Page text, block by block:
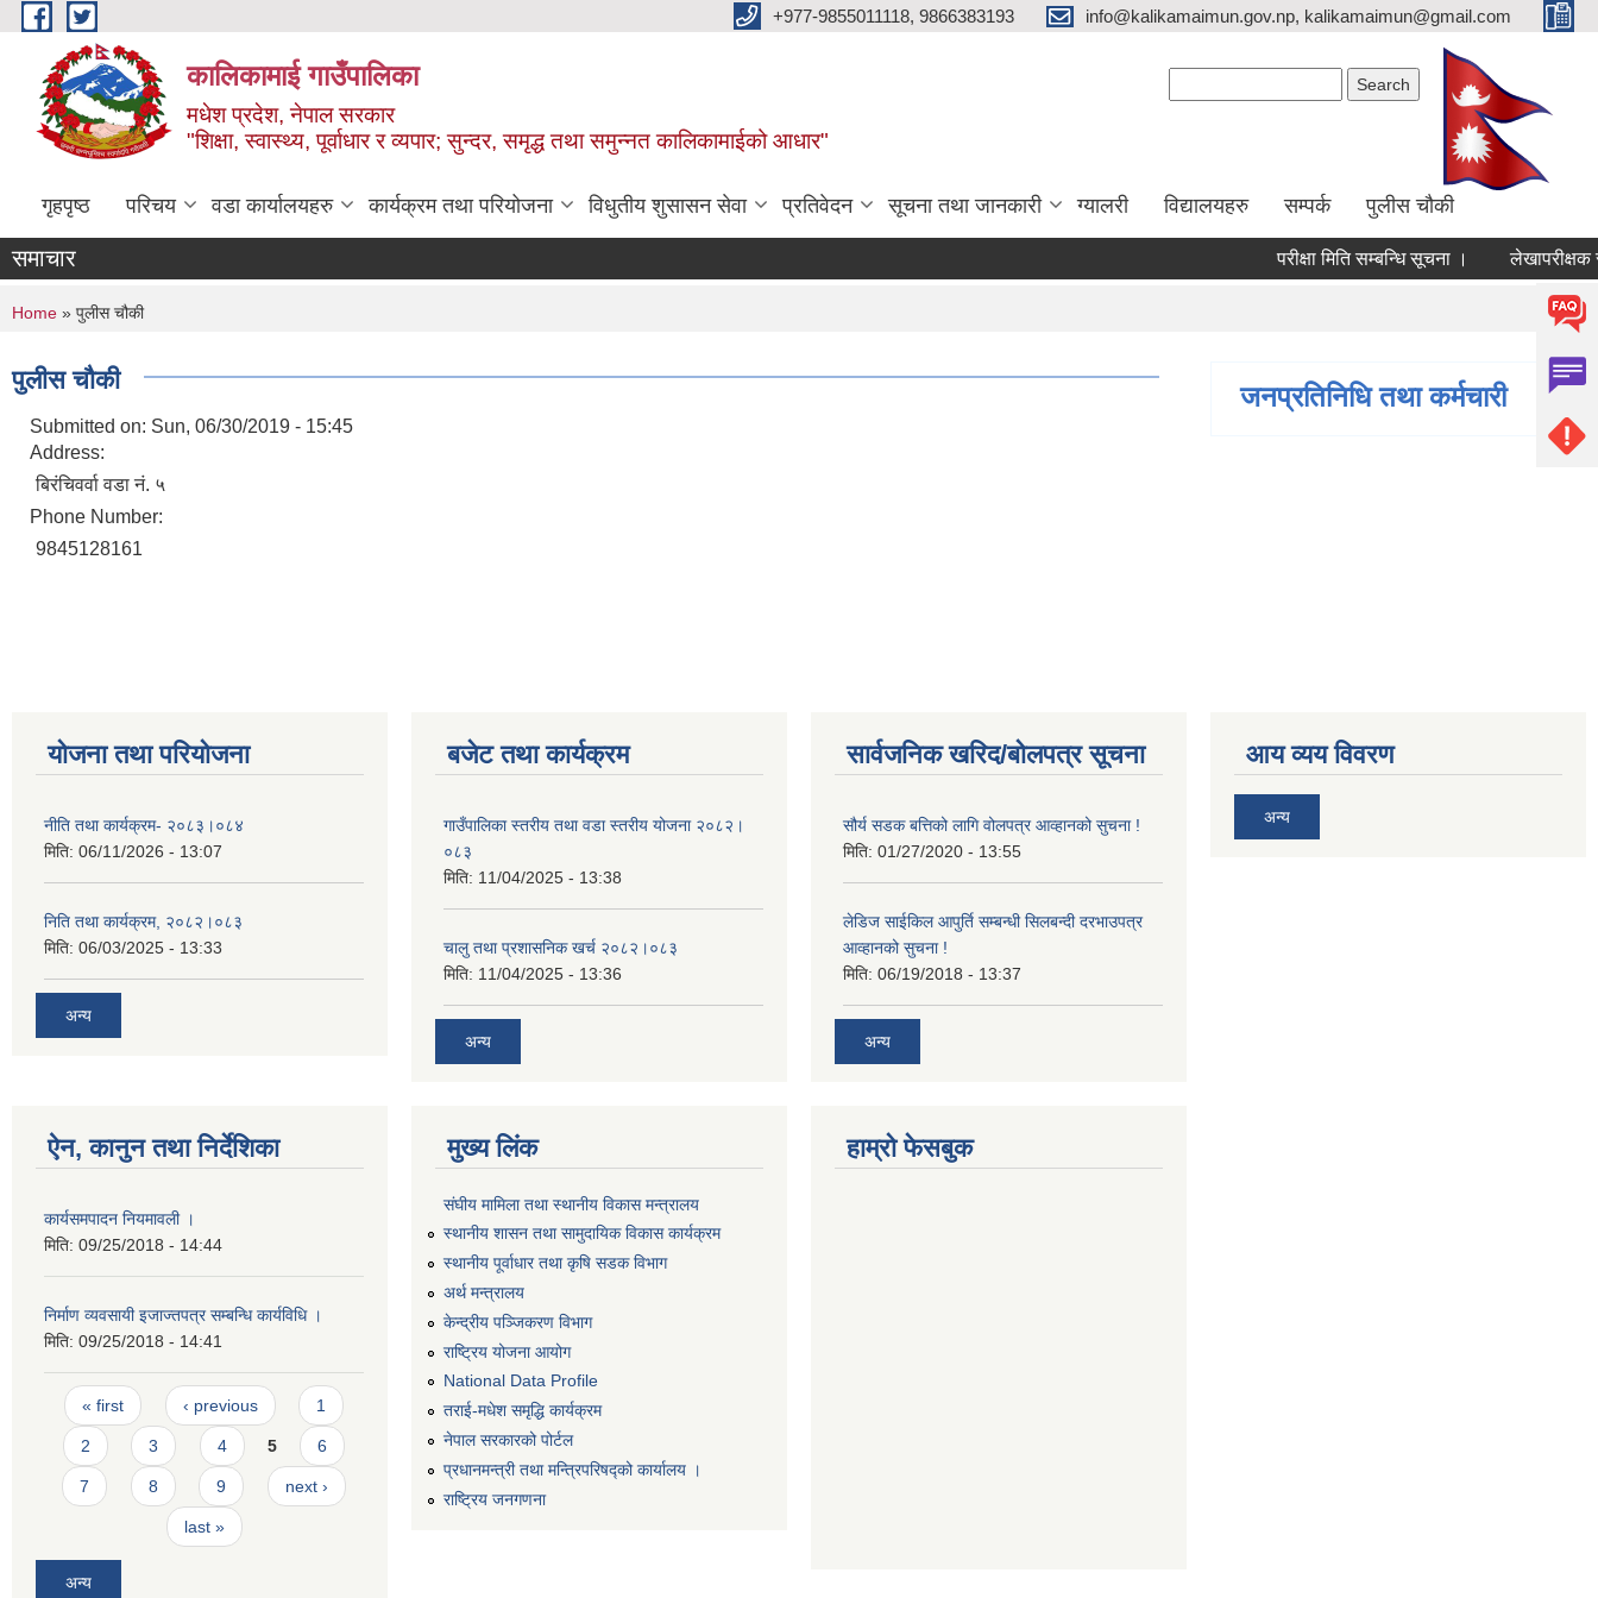
Skip to main content +977-9855011118, 9866383193 info@kalikamaimun.gov.np, kalikamaimun@gmail.com
कालिकामाई गाउँपालिका
मधेश प्रदेश, नेपाल सरकार
"शिक्षा, स्वास्थ्य, पूर्वाधार र व्यपार; सुन्दर, समृद्ध तथा समुन्नत कालिकामाईको आधार"
गृहपृष्ठ परिचय वडा कार्यालयहरु कार्यक्रम तथा परियोजना विधुतीय शुसासन सेवा प्रतिवेदन सूचना तथा जानकारी ग्यालरी विद्यालयहरु सम्पर्क पुलीस चौकी
समाचार परीक्षा मिति सम्बन्धि सूचना । लेखापरीक्षक
You are here
Home » पुलीस चौकी
पुलीस चौकी
Submitted on: Sun, 06/30/2019 - 15:45
Address:
बिरंचिवर्वा वडा नं. ५
Phone Number:
9845128161
जनप्रतिनिधि तथा कर्मचारी
योजना तथा परियोजना
नीति तथा कार्यक्रम- २०८३।०८४
मिति: 06/11/2026 - 13:07
निति तथा कार्यक्रम, २०८२।०८३
मिति: 06/03/2025 - 13:33
अन्य
बजेट तथा कार्यक्रम
गाउँपालिका स्तरीय तथा वडा स्तरीय योजना २०८२।
०८३
मिति: 11/04/2025 - 13:38
चालु तथा प्रशासनिक खर्च २०८२।०८३
मिति: 11/04/2025 - 13:36
अन्य
सार्वजनिक खरिद/बोलपत्र सूचना
सौर्य सडक बत्तिको लागि वोलपत्र आव्हानको सुचना !
मिति: 01/27/2020 - 13:55
लेडिज साईकिल आपुर्ति सम्बन्धी सिलबन्दी दरभाउपत्र
आव्हानको सुचना !
मिति: 06/19/2018 - 13:37
अन्य
आय व्यय विवरण
अन्य
ऐन, कानुन तथा निर्देशिका
कार्यसमपादन नियमावली ।
मिति: 09/25/2018 - 14:44
निर्माण व्यवसायी इजाज्तपत्र सम्बन्धि कार्यविधि ।
मिति: 09/25/2018 - 14:41
Pages
« first ‹ previous 1
2 3 4 5 6
7 8 9 next ›
last »
अन्य
मुख्य लिंक
संघीय मामिला तथा स्थानीय विकास मन्त्रालय
स्थानीय शासन तथा सामुदायिक विकास कार्यक्रम
स्थानीय पूर्वाधार तथा कृषि सडक विभाग
अर्थ मन्त्रालय
केन्द्रीय पञ्जिकरण विभाग
राष्ट्रिय योजना आयोग
National Data Profile
तराई-मधेश समृद्धि कार्यक्रम
नेपाल सरकारको पोर्टल
प्रधानमन्त्री तथा मन्त्रिपरिषद्को कार्यालय ।
राष्ट्रिय जनगणना
हाम्रो फेसबुक